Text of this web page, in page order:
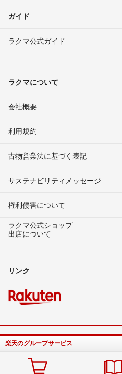
ガイド
ラクマ公式ガイド
ラクマについて
会社概要
利用規約
古物営業法に基づく表記
サステナビリティメッセージ
権利侵害について
ラクマ公式ショップ
出店について
リンク
楽天のグループサービス